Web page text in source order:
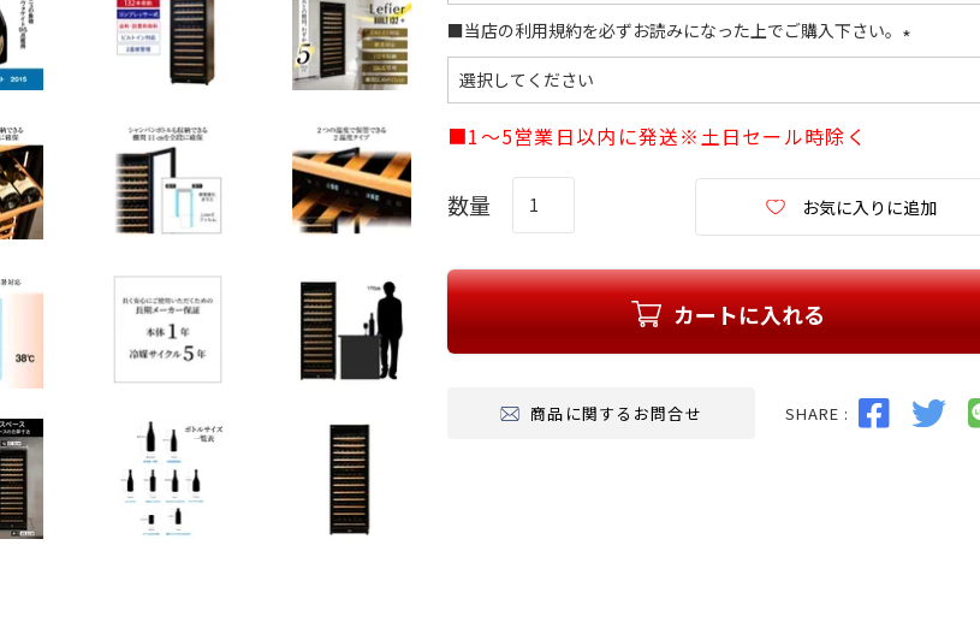
須
)
■当店の利用規約を必ずお読みになった上でご購入下さい。
■1～5営業日以内に発送※土日セール時除く
お気に入りに追加
カートに入れる
商品に関するお問合せ SHARE :